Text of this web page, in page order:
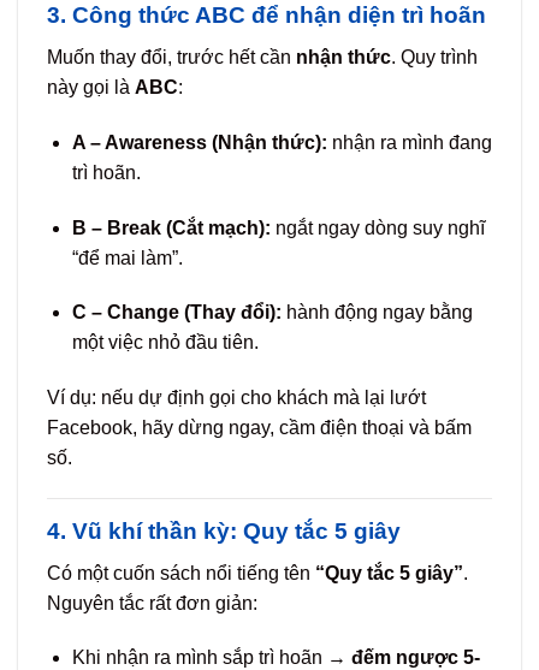
3. Công thức ABC để nhận diện trì hoãn
Muốn thay đổi, trước hết cần nhận thức. Quy trình
này gọi là ABC:
A – Awareness (Nhận thức): nhận ra mình đang
trì hoãn.
B – Break (Cắt mạch): ngắt ngay dòng suy nghĩ
“để mai làm”.
C – Change (Thay đổi): hành động ngay bằng
một việc nhỏ đầu tiên.
Ví dụ: nếu dự định gọi cho khách mà lại lướt
Facebook, hãy dừng ngay, cầm điện thoại và bấm
số.
4. Vũ khí thần kỳ: Quy tắc 5 giây
Có một cuốn sách nổi tiếng tên “Quy tắc 5 giây”.
Nguyên tắc rất đơn giản:
Khi nhận ra mình sắp trì hoãn → đếm ngược 5-